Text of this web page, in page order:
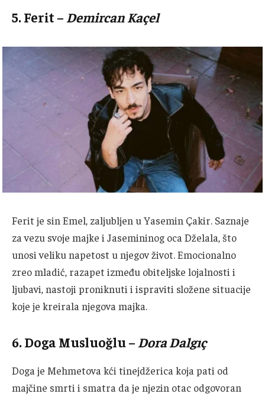
5.Ferit – Demircan Kaçel
Ferit je sin Emel, zaljubljen u Yasemin Çakir. Saznaje
za vezu svoje majke i Jasemininog oca Dželala, što
unosi veliku napetost u njegov život.Emocionalno
zreo mladić, razapet između obiteljske lojalnosti i
ljubavi, nastoji proniknuti i ispraviti složene situacije
koje je kreirala njegova majka.
6.Doga Musluoğlu– Dora Dalgıç
Doga je Mehmetova kći tinejdžerica koja pati od
majčine smrti i smatra da je njezin otac odgovoran